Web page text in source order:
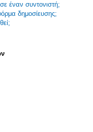
έναν συντονιστή;
δημοσίευσης;